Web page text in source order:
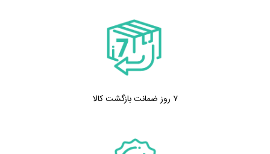
۷ روز ضمانت بازگشت کالا